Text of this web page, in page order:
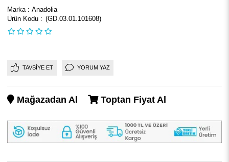
Marka : Anadolia
(GD.03.01.101608)
TAVSIYE ET YORUM YAZ
Mağazadan Al Toptan Fiyat Al